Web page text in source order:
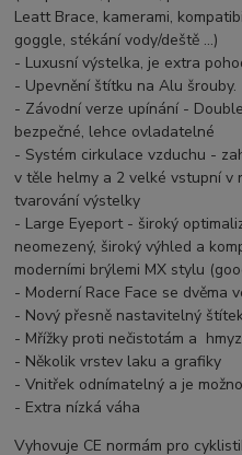
Leatt Brace, kamerami,
goggle, stékání vody/deště ...)
- Luxusní výstelka, je extra
- Upevnění štítku na Alu šrouby.
- Závodní verze upínání -
bezpečné, lehce ovladatelné
- Systém cirkulace vzduchu -
v těle helmy a 2 velké vstupní
tvarování výstelky
- Large Eyeport - široký
neomezený, široký výhled a
moderními brýlemi MX stylu
- Moderní Race Face se dvěma
- Nový přesně nastavitelný
- Mřížky proti nečistotám a
- Několik vrstev laku a grafiky
- Vnitřek odnímatelný a je
- Extra nízká váha
Vyhovuje CE normám pro